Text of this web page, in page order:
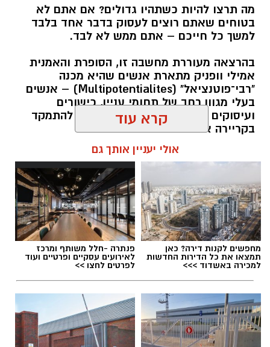
מה תרצו להיות כשתהיו גדולים? אם אתם לא
בטוחים שאתם רוצים לעסוק בדבר אחד בלבד
למשך כל חייכם – אתם ממש לא לבד.
בהרצאה מעוררת מחשבה זו, הסופרת והאמנית
אמילי וופניק מתארת אנשים שהיא מכנה
"רבי־פוטנציאל" (Multipotentialites) – אנשים
בעלי מגוון רחב של תחומי עניין, כישורים
ועיסוקים שונים לאורך חייהם, במקום להתמקד
בקריירה אחת בלבד.
האם גם אתם כאלה?
אלדה נתנאל / 09:20 07.08.26
קרא עוד
אולי יעניין אותך גם
מחפשים לקנות דירה? כאן
תמצאו את כל הדירות החדשות
למכירה באשדוד >>>
פנתרה -חלל משותף ומרכז
לאירועים עסקיים ופרטיים ועוד
לפרטים לחצו >>